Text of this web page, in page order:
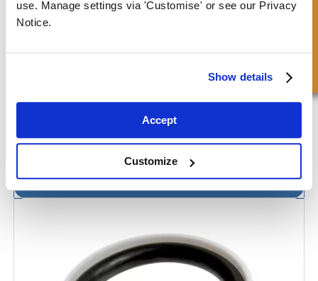
use. Manage settings via 'Customise' or see our Privacy
Notice.
Show details
Accept
Customize
Guarnizione Composita per Pistoni - Uso Leggero 1810
Richiesta Veloce